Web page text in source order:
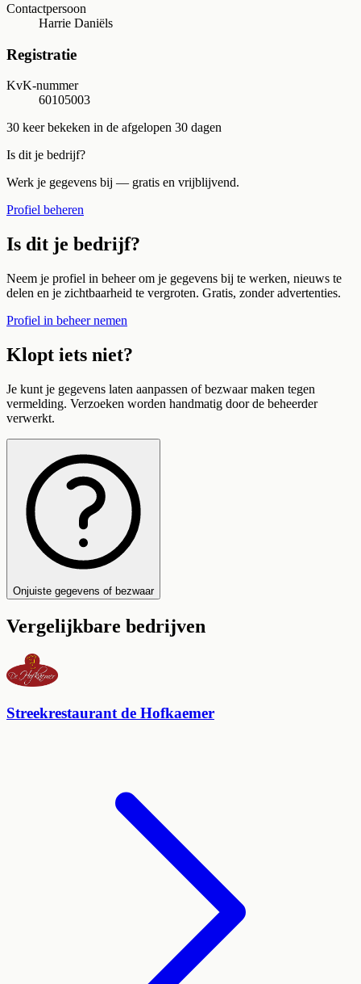
Contactpersoon
Harrie Daniëls
Registratie
KvK-nummer
60105003
30 keer bekeken in de afgelopen 30 dagen
Is dit je bedrijf?
Werk je gegevens bij — gratis en vrijblijvend.
Profiel beheren
Is dit je bedrijf?
Neem je profiel in beheer om je gegevens bij te werken, nieuws te
delen en je zichtbaarheid te vergroten. Gratis, zonder advertenties.
Profiel in beheer nemen
Klopt iets niet?
Je kunt je gegevens laten aanpassen of bezwaar maken tegen
vermelding. Verzoeken worden handmatig door de beheerder
verwerkt.
Onjuiste gegevens of bezwaar
Vergelijkbare bedrijven
Streekrestaurant de Hofkaemer